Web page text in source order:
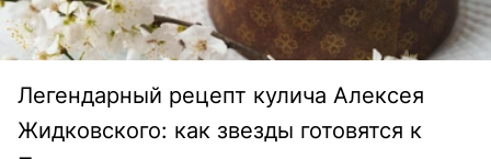
Легендарный рецепт кулича Алексея
Жидковского: как звезды готовятся к